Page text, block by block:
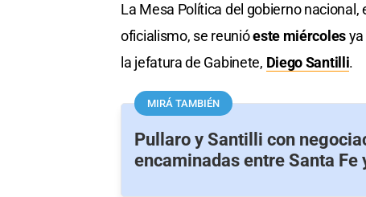
La Mesa Política del gobierno
oficialismo, se reunióeste miércolesya
la jefatura de Gabinete, Diego Santilli.
MIRÁ TAMBIÉN
Pullaro y Santilli con
encaminadas entre Santa Fe